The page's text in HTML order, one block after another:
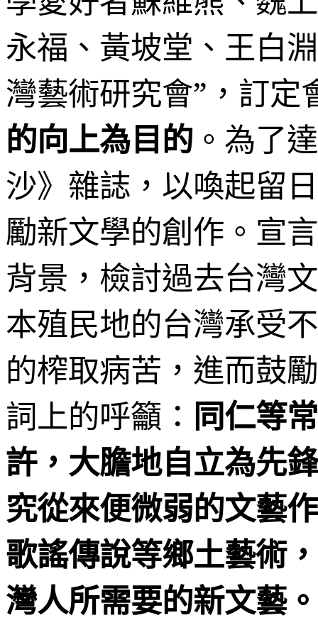
永福、黃坡堂、王白
灣藝術研究會”，訂定
的向上為目的 。為了
沙》雜誌，以喚起留
勵新文學的創作。宣
背景，檢討過去台灣
本殖民地的台灣承受
的榨取病苦，進而鼓
詞上的呼籲： 同仁等
許，大膽地自立為先
究從來便微弱的文藝
歌謠傳說等鄉土藝術
灣人所需要的新文藝